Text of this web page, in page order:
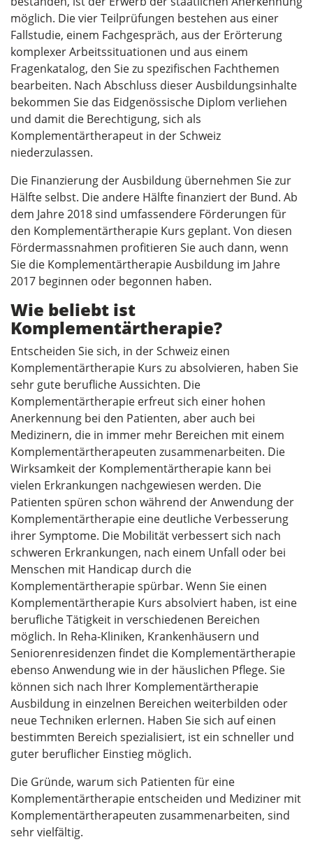
möglich. Die vier Teilprüfungen bestehen aus einer
Fallstudie, einem Fachgespräch, aus der Erörterung
komplexer Arbeitssituationen und aus einem
Fragenkatalog, den Sie zu spezifischen Fachthemen
bearbeiten. Nach Abschluss dieser Ausbildungsinhalte
bekommen Sie das Eidgenössische Diplom verliehen
und damit die Berechtigung, sich als
Komplementärtherapeut in der Schweiz
niederzulassen.
Die Finanzierung der Ausbildung übernehmen Sie zur
Hälfte selbst. Die andere Hälfte finanziert der Bund. Ab
dem Jahre 2018 sind umfassendere Förderungen für
den Komplementärtherapie Kurs geplant. Von diesen
Fördermassnahmen profitieren Sie auch dann, wenn
Sie die Komplementärtherapie Ausbildung im Jahre
2017 beginnen oder begonnen haben.
Wie beliebt ist
Komplementärtherapie?
Entscheiden Sie sich, in der Schweiz einen
Komplementärtherapie Kurs zu absolvieren, haben Sie
sehr gute berufliche Aussichten. Die
Komplementärtherapie erfreut sich einer hohen
Anerkennung bei den Patienten, aber auch bei
Medizinern, die in immer mehr Bereichen mit einem
Komplementärtherapeuten zusammenarbeiten. Die
Wirksamkeit der Komplementärtherapie kann bei
vielen Erkrankungen nachgewiesen werden. Die
Patienten spüren schon während der Anwendung der
Komplementärtherapie eine deutliche Verbesserung
ihrer Symptome. Die Mobilität verbessert sich nach
schweren Erkrankungen, nach einem Unfall oder bei
Menschen mit Handicap durch die
Komplementärtherapie spürbar. Wenn Sie einen
Komplementärtherapie Kurs absolviert haben, ist eine
berufliche Tätigkeit in verschiedenen Bereichen
möglich. In Reha-Kliniken, Krankenhäusern und
Seniorenresidenzen findet die Komplementärtherapie
ebenso Anwendung wie in der häuslichen Pflege. Sie
können sich nach Ihrer Komplementärtherapie
Ausbildung in einzelnen Bereichen weiterbilden oder
neue Techniken erlernen. Haben Sie sich auf einen
bestimmten Bereich spezialisiert, ist ein schneller und
guter beruflicher Einstieg möglich.
Die Gründe, warum sich Patienten für eine
Komplementärtherapie entscheiden und Mediziner mit
Komplementärtherapeuten zusammenarbeiten, sind
sehr vielfältig.